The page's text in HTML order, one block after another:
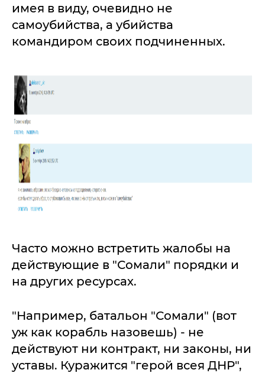
имея в виду, очевидно не
самоубийства, а убийства
командиром своих подчиненных.
Часто можно встретить жалобы на
действующие в "Сомали" порядки и
на других ресурсах.
"Например, батальон "Сомали" (вот
уж как корабль назовешь) - не
действуют ни контракт, ни законы, ни
уставы. Куражится "герой всея ДНР",